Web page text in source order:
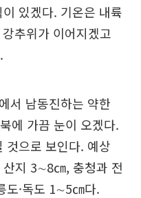
있겠다. 기온은 내륙
추위가 이어지겠고
서 남동진하는 약한
에 가끔 눈이 오겠다.
것으로 보인다. 예상
지 3∼8㎝, 충청과 전
도·독도 1∼5㎝다.